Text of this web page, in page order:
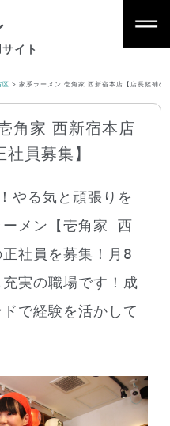
イト
区 >家系ラーメン 壱角家 西新宿本店【店長候補の
角家 西新宿本店
社員募集】
やる気と頑張りを
ーメン【壱角家 西
社員を募集！月8
実の職場です！成
で経験を活かして